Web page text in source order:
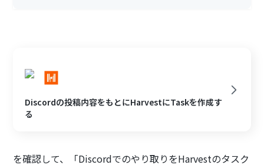
Discordの投稿内容をもとにHarvestにTaskを作成す
る
を確認して、「Discordでのやり取りをHarvestのタスク